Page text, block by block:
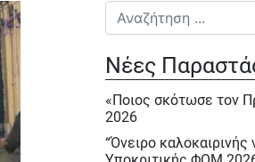
Αναζήτηση για:
Νέες
«Ποιος σκότωσε τον
2026
“Όνειρο καλοκαιρινής